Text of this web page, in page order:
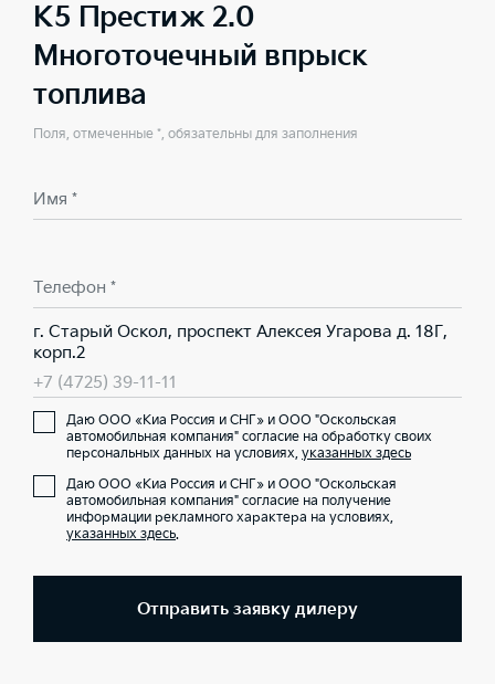
K5 Престиж 2.0
Многоточечный впрыск
топлива
Поля, отмеченные *, обязательны для заполнения
Имя *
Телефон *
г. Старый Оскол, проспект Алексея Угарова д. 18Г,
корп.2
+7 (4725) 39-11-11
Даю ООО «Киа Россия и СНГ» и ООО "Оскольская
автомобильная компания" согласие на обработку своих
персональных данных на условиях, указанных здесь
Даю ООО «Киа Россия и СНГ» и ООО "Оскольская
автомобильная компания" согласие на получение
информации рекламного характера на условиях,
указанных здесь.
Отправить заявку дилеру